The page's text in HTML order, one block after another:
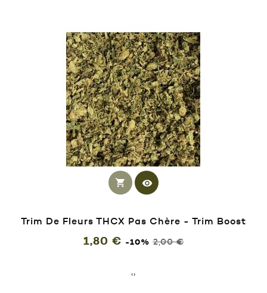
shopping_cart visibility
Trim De Fleurs THCX Pas Chère - Trim Boost
1,80 € -10% Prix
2,00 €Prix
‹›